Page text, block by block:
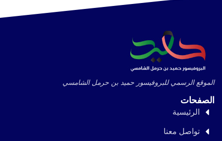
الموقع الرسمي للبروفيسور حميد بن حرمل الشامسي
الصفحات
الرئيسية
تواصل معنا